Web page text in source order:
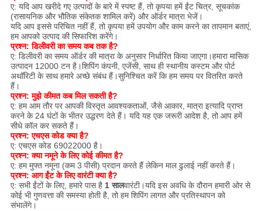
ए: यदि आप खरीदे गए उत्पादों के बारे में स्पष्ट हैं, तो कृपया हमें ईंट चित्र, सूचकांक
(रासायनिक और भौतिक संकेतक शामिल करें) और ऑर्डर मात्रा भेजें।
यदि आप इससे परिचित नहीं हैं, तो कृपया हमें उपयोग और काम करने का तापमान बताएं,
हम आपको उत्पाद की सिफारिश करेंगे।
प्रश्न: डिलीवरी का समय कब तक है?
ए: डिलीवरी का समय ऑर्डर की मात्रा के अनुसार निर्धारित किया जाएगा।हमारा मासिक
उत्पादन 12000 टन है।शिपिंग कंपनी, एजेंसी, साथ ही स्थानीय कस्टम और पोर्ट
अथॉरिटी के साथ हमारे अच्छे संबंध हैं।सुनिश्चित करें कि हम समय पर वितरित करते
हैं।
प्रश्न: मुझे कीमत कब मिल सकती है?
ए: हम आम तौर पर आपकी विस्तृत आवश्यकताओं, जैसे आकार, मात्रा इत्यादि प्राप्त
करने के 24 घंटों के भीतर उद्धरण देते हैं। यदि यह एक जरूरी आदेश है, तो आप हमें
सीधे कॉल कर सकते हैं।
प्रश्न: एचएस कोड क्या है?
ए: एचएस कोड 69022000 है।
प्रश्न: क्या नमूने के लिए कोई कीमत है?
ए: हम मुफ्त नमूना (कम 3 पीसी) प्रदान करते हैं लेकिन माल ढुलाई नहीं करते हैं।
प्रश्न: आग ईंट के लिए वारंटी क्या है?
ए: सभी ईंटों के लिए, हमारे पास है 1 सालवारंटी।यदि इस अवधि के दौरान हमारी ओर से
कोई भी गुणवत्ता की समस्या होती है, तो हम शिपिंग लागत और प्रतिस्थापन को
संभालेंगे।